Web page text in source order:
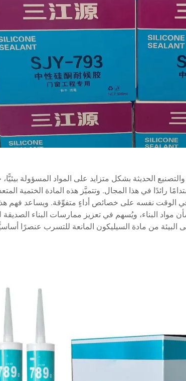
الحديثة بشكل متزايد على المواد المسؤولة
رائدًا في هذا المجال. وتتميَّز هذه المادة الختمية
في الوقت نفسه على خصائص أداءٍ متفوِّقة. ويساعد فهم
مواد البناء، ويُسهم في تعزيز ممارسات البناء الصديقة
البيئة من مادة السيليكون المانعة للتسرب عنصرًا